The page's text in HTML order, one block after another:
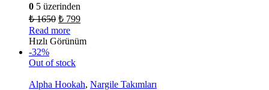
0 5 üzerinden
₺1650 ₺ 799
Read more
Hızlı Görünüm
-32%
Out of stock
Alpha Hookah, Nargile Takımları